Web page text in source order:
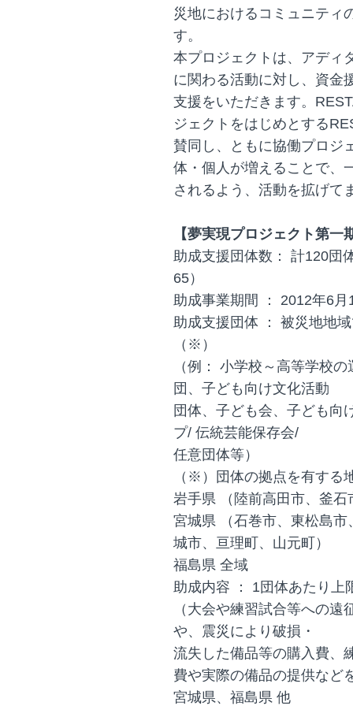
災地におけるコミュニティ
す。
本プロジェクトは、アディ
に関わる活動に対し、資金
支援をいただきます。
ジェクトをはじめとする
賛同し、ともに協働プロジ
体・個人が増えることで、
されるよう、活動を拡げて
【夢実現プロジェクト第一
助成支援団体数： 計120団
65）
助成事業期間 ： 2012年6
助成支援団体 ： 被災地地
（※）
（例： 小学校～高等学校
団、子ども向け文化活動
団体、子ども会、子ども向
プ/ 伝統芸能保存会/
任意団体等）
（※）団体の拠点を有する
岩手県 （陸前高田市、釜
宮城県 （石巻市、東松島
城市、亘理町、山元町）
福島県 全域
助成内容 ： 1団体あたり上
（大会や練習試合等への
や、震災により破損・
流失した備品等の購入費、
費や実際の備品の提供など
宮城県、福島県 他